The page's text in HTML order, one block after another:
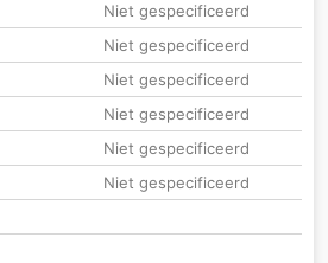
Niet gespecificeerd
Niet gespecificeerd
Niet gespecificeerd
Niet gespecificeerd
Niet gespecificeerd
Niet gespecificeerd